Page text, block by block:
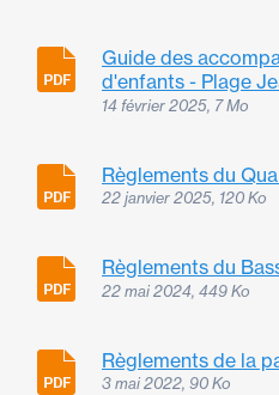
Guide des
d'enfants - Plage
14 février 2025, 7 Mo
Règlements du
22 janvier 2025, 120 Ko
Règlements du
22 mai 2024, 449 Ko
Règlements de la
3 mai 2022, 90 Ko